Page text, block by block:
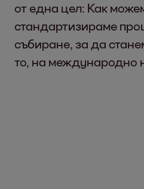
от една цел: Как
стандартизираме
събиране, за да
то, на международно